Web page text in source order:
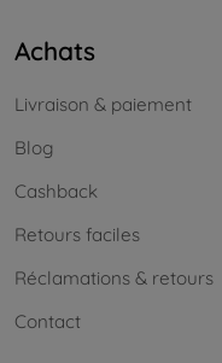
Achats
Livraison & paiement
Blog
Cashback
Retours faciles
Réclamations & retours
Contact